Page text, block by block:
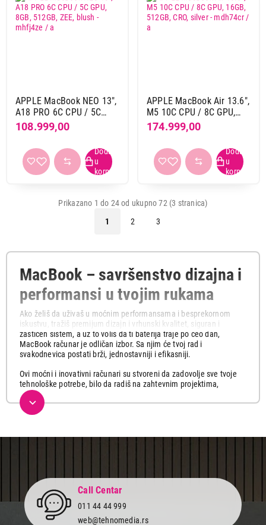
APPLE MacBook NEO 13",
A18 PRO 6C CPU / 5C
GPU, 8GB, 512GB, ZEE,
blush - mhfj4ze / a
108.999,00
APPLE MacBook Air 13.6",
M5 10C CPU / 8C GPU,
16GB, 512GB, CRO, silver -
mdh74cr / a
174.999,00
Prikazano 1 do 24 od ukupno 72 (3 stranica)
1
2 3
MacBook – savršenstvo dizajna i
performansi u tvojim rukama
Ako želiš da uživaš u moćnim performansama i besprekornom
iskustvu, tražiš premijum dizajn i vrhunski kvalitet, siguran i
zaštićen sistem, a uz to voliš da ti baterija traje po ceo dan,
MacBook računar je odličan izbor. Sa njim će tvoj rad i
svakodnevica postati brži, jednostavniji i efikasniji.
Ovi moćni i inovativni računari su stvoreni da zadovolje sve tvoje
tehnološke potrebe, bilo da radiš na zahtevnim projektima,
obrađuješ fotografije, montiraš video, učiš, surfuješ internetom ili
uživaš u multimedijalnom sadržaju. Zahvaljujući moćnim
procesorima, hardveru i softveru koji nesmetano funkcionišu u
performansama na tržištu, Air se fokusira na karakteristike
kvaliteta pakovanja u laganom dizajnu, dok Pro cilja na potrebe
profesionalaca koji rade sa vizuelnim sadržajem ili pokreću
složene programe, a koji zahtevaju velike količine podataka i
Call Centar
011 44 44 999
web@tehnomedia.rs